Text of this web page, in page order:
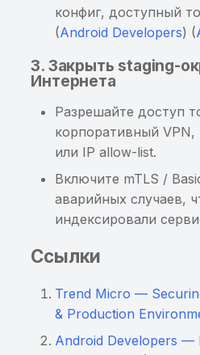
пользовательских
клавиатур
Потенциально
чувствительная
информация, найденная
энтропийным анализом
информация в
исполняемом файле
Хранение данных от
сторонних сервисов в
открытом виде
Построен граф для трасс
вызовов
конфиг, доступный
(Android Developers) (
3. Закрыть staging-
Интернета
Разрешайте доступ
корпоративный
или IP allow-list.
Включите mTLS /
аварийных случаев,
индексировали
Ссылки
Trend Micro —
& Production
Android Developers —